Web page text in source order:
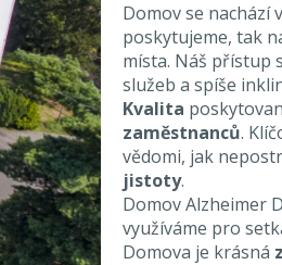
Domov se nachází
poskytujeme, tak
místa. Náš přístup
služeb a spíše
Kvalita
zaměstnanců.
vědomi, jak
jistoty.
Domov Alzheimer
využíváme pro
Domova je krásná